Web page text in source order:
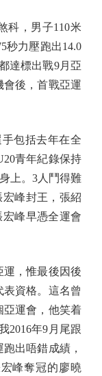
，男子110米
秒力壓跑出14.0
達標出戰9月亞
會後，首戰亞運
包括去年在全
青年紀錄保持
上。3人鬥得難
峰封王，張紹
宏峰早憑全運會
，惟最後因後
表資格。這名曾
亞運會，他笑着
2016年9月尾跟
出唔錯成績，
峰奪冠的廖曉